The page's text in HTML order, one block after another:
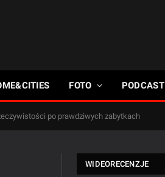
FOTO PODCAST
po prawdziwych zabytkach
WIDEORECENZJE